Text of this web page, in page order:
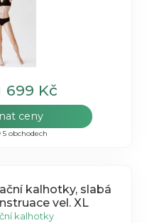
699 Kč
ceny
5 obchodech
kalhotky, slabá
vel. XL
kalhotky